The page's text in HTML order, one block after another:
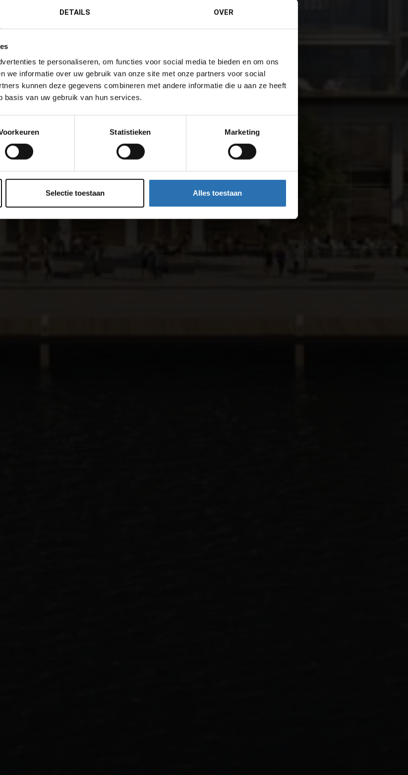
DETAILS OVER
te personaliseren, om functies voor social media te bieden en om ons
we informatie over uw gebruik van onze site met onze partners voor social
kunnen deze gegevens combineren met andere informatie die u aan ze heeft
basis van uw gebruik van hun services.
Statistieken Marketing
Selectie toestaan Alles toestaan